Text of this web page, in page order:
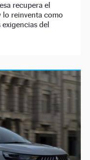
recupera el
lo reinventa como
del